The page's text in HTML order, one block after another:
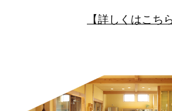
イン後における本人認証、各種画面
当社が提供する取引の遂行
・お客様との取引、お問い合わせ対
【詳しくはこちら